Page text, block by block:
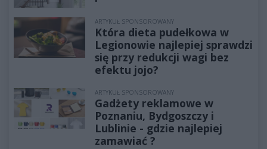
ARTYKUŁ SPONSOROWANY
Która dieta pudełkowa w
Legionowie najlepiej sprawdzi
się przy redukcji wagi bez
efektu jojo?
ARTYKUŁ SPONSOROWANY
Gadżety reklamowe w
Poznaniu, Bydgoszczy i
Lublinie - gdzie najlepiej
zamawiać ?